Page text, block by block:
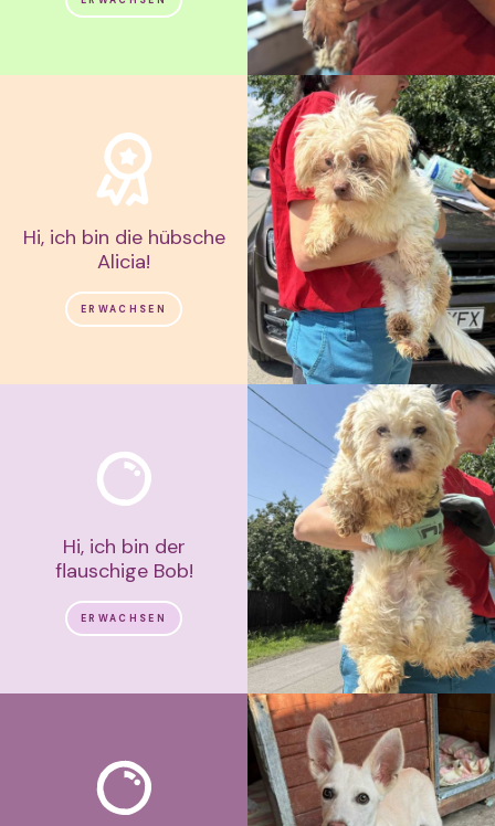
Hi, ich bin die hübsche
Alicia!
ERWACHSEN
Hi, ich bin der
flauschige Bob!
ERWACHSEN